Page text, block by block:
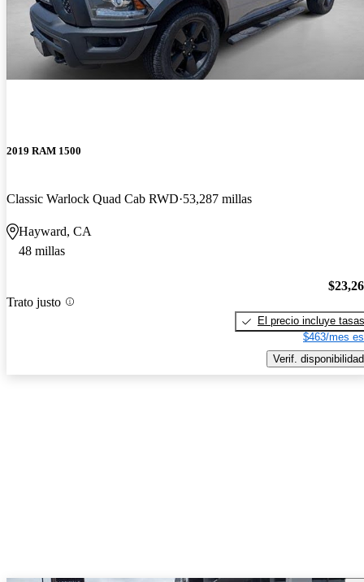
2019 RAM 1500
Classic Warlock Quad Cab RWD 53,287 millas
Hayward, CA
48 millas
Trato justo
El precio incluye tasas
$463/mes
Verif. disponibilidad